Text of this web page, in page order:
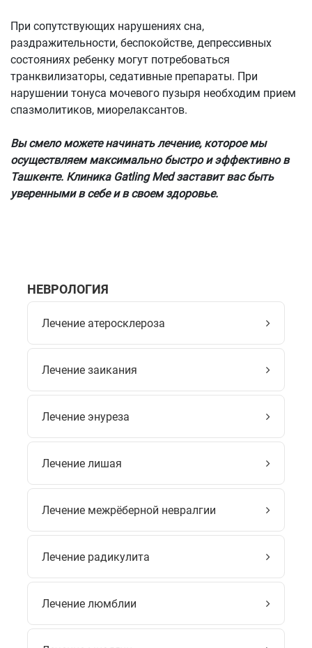
При сопутствующих нарушениях сна,
раздражительности, беспокойстве, депрессивных
состояниях ребенку могут потребоваться
транквилизаторы, седативные препараты. При
нарушении тонуса мочевого пузыря необходим прием
спазмолитиков, миорелаксантов.
Вы смело можете начинать лечение, которое мы
осуществляем максимально быстро и эффективно в
Ташкенте. Клиника Gatling Med заставит вас быть
уверенными в себе и в своем здоровье.
НЕВРОЛОГИЯ
Лечение атеросклероза
Лечение заикания
Лечение энуреза
Лечение лишая
Лечение межрёберной невралгии
Лечение радикулита
Лечение люмблии